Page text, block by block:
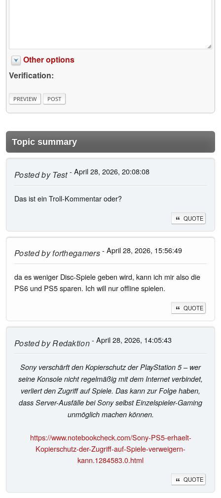
Other options
Verification:
Topic summary
Posted byTest- April 28, 2026, 20:08:08
Das ist ein Troll-Kommentar oder?
QUOTE
Posted byforthegamers- April 28, 2026, 15:56:49
da es weniger Disc-Spiele geben wird, kann ich mir also die
PS6 und PS5 sparen. Ich will nur offline spielen.
QUOTE
Posted byRedaktion- April 28, 2026, 14:05:43
Sony verschärft den Kopierschutz der PlayStation 5 – wer
seine Konsole nicht regelmäßig mit dem Internet verbindet,
verliert den Zugriff auf Spiele. Das kann zur Folge haben,
dass Server-Ausfälle bei Sony selbst Einzelspieler-Gaming
unmöglich machen können.
https://www.notebookcheck.com/Sony-PS5-erhaelt-
Kopierschutz-der-Zugriff-auf-Spiele-verweigern-
kann.1284583.0.html
QUOTE